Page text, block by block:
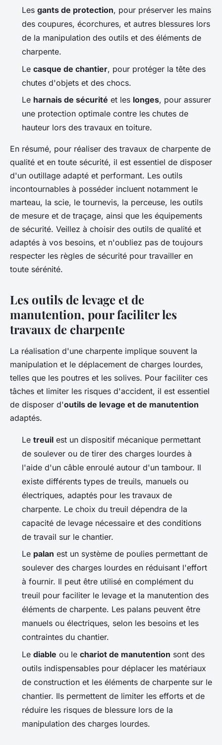
Les gants de protection, pour préserver les mains
des coupures, écorchures, et autres blessures lors
de la manipulation des outils et des éléments de
charpente.
Le casque de chantier, pour protéger la tête des
chutes d'objets et des chocs.
Le harnais de sécurité et les longes, pour assurer
une protection optimale contre les chutes de
hauteur lors des travaux en toiture.
En résumé, pour réaliser des travaux de charpente de
qualité et en toute sécurité, il est essentiel de disposer
d'un outillage adapté et performant. Les outils
incontournables à posséder incluent notamment le
marteau, la scie, le tournevis, la perceuse, les outils
de mesure et de traçage, ainsi que les équipements
de sécurité. Veillez à choisir des outils de qualité et
adaptés à vos besoins, et n'oubliez pas de toujours
respecter les règles de sécurité pour travailler en
toute sérénité.
Les outils de levage et de
manutention, pour faciliter les
travaux de charpente
La réalisation d'une charpente implique souvent la
manipulation et le déplacement de charges lourdes,
telles que les poutres et les solives. Pour faciliter ces
tâches et limiter les risques d'accident, il est essentiel
de disposer d'outils de levage et de manutention
adaptés.
Le treuil est un dispositif mécanique permettant
de soulever ou de tirer des charges lourdes à
l'aide d'un câble enroulé autour d'un tambour. Il
existe différents types de treuils, manuels ou
électriques, adaptés pour les travaux de
charpente. Le choix du treuil dépendra de la
capacité de levage nécessaire et des conditions
de travail sur le chantier.
Le palan est un système de poulies permettant de
soulever des charges lourdes en réduisant l'effort
à fournir. Il peut être utilisé en complément du
treuil pour faciliter le levage et la manutention des
éléments de charpente. Les palans peuvent être
manuels ou électriques, selon les besoins et les
contraintes du chantier.
Le diable ou le chariot de manutention sont des
outils indispensables pour déplacer les matériaux
de construction et les éléments de charpente sur le
chantier. Ils permettent de limiter les efforts et de
réduire les risques de blessure lors de la
manipulation des charges lourdes.